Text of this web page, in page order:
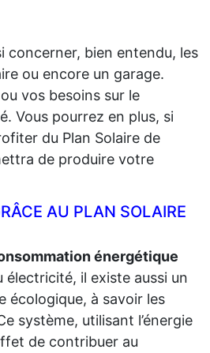
concerner, bien entendu, les
ou encore un garage.
vos besoins sur le
Vous pourrez en plus, si
du Plan Solaire de
de produire votre
AU PLAN SOLAIRE
énergétique
électricité, il existe aussi un
écologique, à savoir les
système, utilisant l’énergie
de contribuer au